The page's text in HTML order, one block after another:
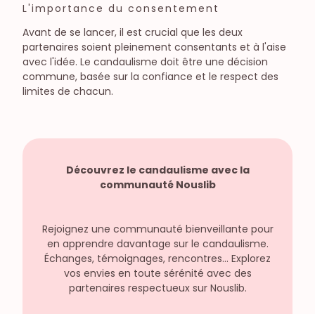
L'importance du consentement
Avant de se lancer, il est crucial que les deux
partenaires soient pleinement consentants et à l'aise
avec l'idée. Le candaulisme doit être une décision
commune, basée sur la confiance et le respect des
limites de chacun.
Découvrez le candaulisme avec la
communauté Nouslib
Rejoignez une communauté bienveillante pour
en apprendre davantage sur le candaulisme.
Échanges, témoignages, rencontres… Explorez
vos envies en toute sérénité avec des
partenaires respectueux sur Nouslib.